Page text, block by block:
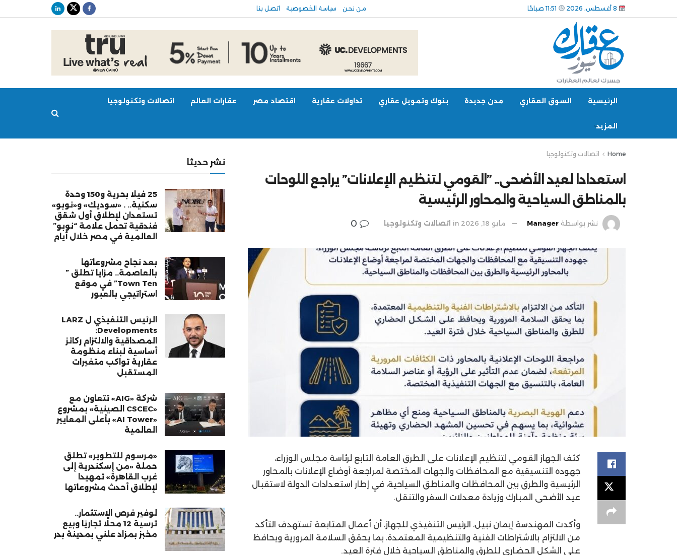
من نحن سياسة الخصوصية اتصل بنا
الرئيسية السوق العقاري مدن جديدة بنوك وتمويل عقاري تداولات عقارية اقتصاد مصر عقارات العالم اتصالات وتكنولوجيا
المزيد
Home اتصالات وتكنولوجيا
‎استعدادا لعيد الأضحى.. ‎”القومي لتنظيم الإعلانات” يراجع اللوحات
بالمناطق السياحية والمحاور الرئيسية
نشر بواسطة Manager مايو 18, 2026 in اتصالات وتكنولوجيا
كثف الجهاز القومي لتنظيم الإعلانات على الطرق العامة التابع لرئاسة مجلس الوزراء،
جهوده التنسيقية مع المحافظات والجهات المختصة لمراجعة أوضاع الإعلانات بالمحاور
الرئيسية والطرق بين المحافظات والمناطق السياحية، في إطار استعدادات الدولة لاستقبال
عيد الأضحى المبارك وزيادة معدلات السفر والتنقل.
وأكدت المهندسة إيمان نبيل، الرئيس التنفيذي للجهاز، أن أعمال المتابعة تستهدف التأكد
من الالتزام بالاشتراطات الفنية والتنظيمية المعتمدة، بما يحقق السلامة المرورية ويحافظ
على الشكل الحضاري للطرق والمناطق السياحية خلال فترة العيد.
نشر حديثا
25 فيلا بحرية و150 وحدة
سكنية.. . «سوديك» و«نوبو»
تستعدان لإطلاق أول شقق
فندقية تحمل علامة “نوبو”
العالمية في مصر خلال أيام
بعد نجاح مشروعاتها
بالعاصمة.. مزايا تطلق ”
Town Ten” في موقع
استراتيجي بالعبور
الرئيس التنفيذي ل LARZ
Developments:
المصداقية والالتزام ركائز
أساسية لبناء منظومة
عقارية تواكب متغيرات
المستقبل
شركة «AIG» تتعاون مع
«CSCEC الصينية» بمشروع
«AI Tower» بأعلى المعايير
العالمية
«مرسوم للتطوير» تطلق
حملة «من إسكندرية إلى
غرب القاهرة» تمهيدا
لإطلاق أحدث مشروعاتها
لوفير فرص الاستثمار..
ترسية 12 محلًا تجاريًا وبيع
مخبز بمزاد علني بمدينة بدر